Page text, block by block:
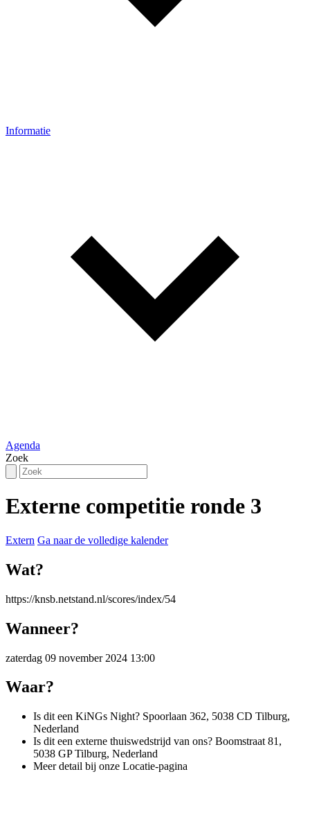
Informatie
Agenda
Zoek
Externe competitie ronde 3
Extern Ga naar de volledige kalender
Wat?
https://knsb.netstand.nl/scores/index/54
Wanneer?
zaterdag 09 november 2024 13:00
Waar?
Is dit een KiNGs Night? Spoorlaan 362, 5038 CD Tilburg,
Nederland
Is dit een externe thuiswedstrijd van ons? Boomstraat 81,
5038 GP Tilburg, Nederland
Meer detail bij onze Locatie-pagina